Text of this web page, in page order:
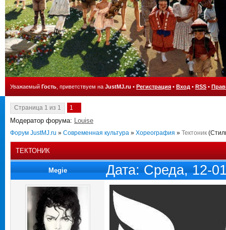
Уважаемый Гость , приветствуем на JustMJ.ru • Регистрация • Вход • RSS •
Страница 1 из 1 1
Модератор форума: Louise
Форум JustMJ.ru » Современная культура » Хореография » Тектоник
ТЕКТОНИК
Megie Дата: Среда, 12-